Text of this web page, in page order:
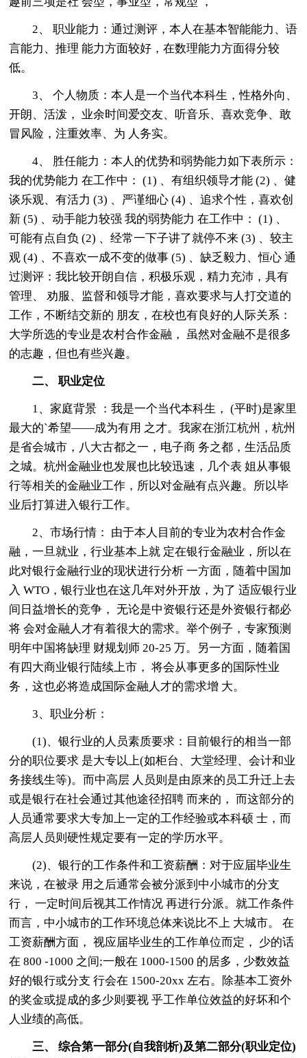
2、 职业能力：通过测评，本人在基本智能能力、语
言能力、推理 能力方面较好，在数理能力方面得分较
低。
3、 个人物质：本人是一个当代本科生，性格外向、
开朗、活泼， 业余时间爱交友、听音乐、喜欢竞争、敢
冒风险，注重效率、为 人务实。
4、 胜任能力：本人的优势和弱势能力如下表所示：
我的优势能力 在工作中： (1) 、有组织领导才能 (2) 、健
谈乐观、有活力 (3) 、严谨细心 (4) 、追求个性，喜欢创
新 (5) 、动手能力较强 我的弱势能力 在工作中： (1) 、
可能有点自负 (2) 、经常一下子讲了就停不来 (3) 、较主
观 (4) 、不喜欢一成不变的做事 (5) 、缺乏毅力、恒心 通
过测评：我比较开朗自信，积极乐观，精力充沛，具有
管理、 劝服、监督和领导才能，喜欢要求与人打交道的
工作，不断结交新的 朋友，在校也有良好的人际关系：
大学所选的专业是农村合作金融， 虽然对金融不是很多
的志趣，但也有些兴趣。
二、 职业定位
1、家庭背景 ：我是一个当代本科生， (平时)是家里
最大的`希望——成为有用 之才。我家在浙江杭州，杭州
是省会城市，八大古都之一，电子商 务之都，生活品质
之城。杭州金融业也发展也比较迅速，几个表 姐从事银
行等相关的金融业工作，所以对金融有点兴趣。所以毕
业后打算进入银行工作。
2、市场行情： 由于本人目前的专业为农村合作金
融，一旦就业，行业基本上就 定在银行金融业，所以在
此对银行金融行业的现状进行分析 一方面，随着中国加
入 WTO，银行业也在这几年对外开放，为了 适应银行业
间日益增长的竞争， 无论是中资银行还是外资银行都必
将 会对金融人才有着很大的需求。举个例子，专家预测
明年中国将缺理 财规划师 20-25 万。另一方面，随着国
有四大商业银行陆续上市， 将会从事更多的国际性业
务，这也必将造成国际金融人才的需求增 大。
3、职业分析：
(1)、银行业的人员素质要求：目前银行的相当一部
分的职位要求 是大专以上(如柜台、大堂经理、会计和业
务接线生等)。而中高层 人员则是由原来的员工升迁上去
或是银行在社会通过其他途径招聘 而来的， 而这部分的
人员通常要求大专加上一定的工作经验或本科硕 士，而
高层人员则硬性规定要有一定的学历水平。
(2)、银行的工作条件和工资薪酬：对于应届毕业生
来说，在被录 用之后通常会被分派到中小城市的分支
行， 一定时间后视其工作情况 再进行分派。就工作条件
而言，中小城市的工作环境总体来说比不上 大城市。 在
工资薪酬方面， 视应届毕业生的工作单位而定， 少的话
在 800 -1000 之间;一般在 1000-1500 的居多，少数效益
好的银行或分支 行会在 1500-20xx 左右。除基本工资外
的奖金或提成的多少则要视 乎工作单位效益的好坏和个
人业绩的高低。
三、 综合第一部分(自我剖析)及第二部分(职业定位)